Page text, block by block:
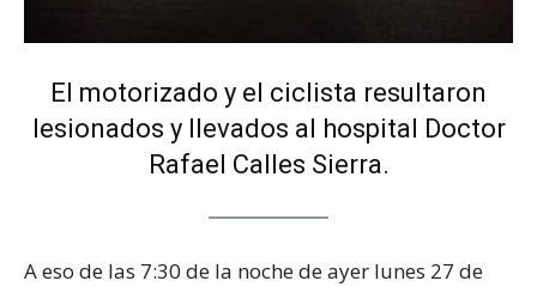
El motorizado y el ciclista resultaron
lesionados y llevados al hospital Doctor
Rafael Calles Sierra.
A eso de las 7:30 de la noche de ayer lunes 27 de